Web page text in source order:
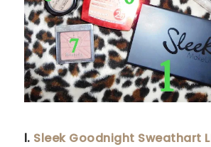
l. Sleek Goodnight Sweathart